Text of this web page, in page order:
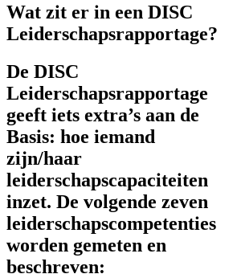
Wat zit er in een DISC
Leiderschapsrapportage?
De DISC
Leiderschapsrapportage
geeft iets extra’s aan de
Basis: hoe iemand
zijn/haar
leiderschapscapaciteiten
inzet. De volgende zeven
leiderschapscompetenties
worden gemeten en
beschreven: